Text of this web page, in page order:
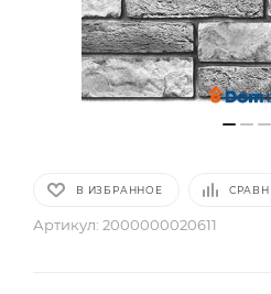
В ИЗБРАННОЕ
Артикул: 2000000020611